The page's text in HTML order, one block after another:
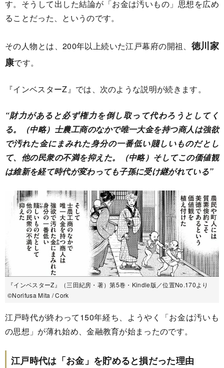
す。そうして出した結論が「お金は汚いもの」思想を広め
ることだった、というのです。
その人物とは、200年以上続いた江戸幕府の開祖、 徳川家
康です。
『インベスターZ』では、次のような説明が続きます。
“財力があると必ず権力を倒し取って代わろうとしてく
る。（中略）士農工商のなかで唯一大金を持つ商人は強欲
で汚れた金にまみれた身分の一番低い賤しいものだとし
て、他の民衆の不満を抑えた。（中略）そしてこの価値観
は維新を経て時代が変わっても子孫に受け継がれている”
『インベスターZ』（三田紀房・著）第5巻・Kindle版／位置No.170より
©︎Norifusa Mita / Cork
江戸時代が終わって150年経ち、ようやく「お金は汚いも
の思想」が薄れ始め、金融教育が始まったのです。
江戸時代は「お金」を貯めると損だった理由